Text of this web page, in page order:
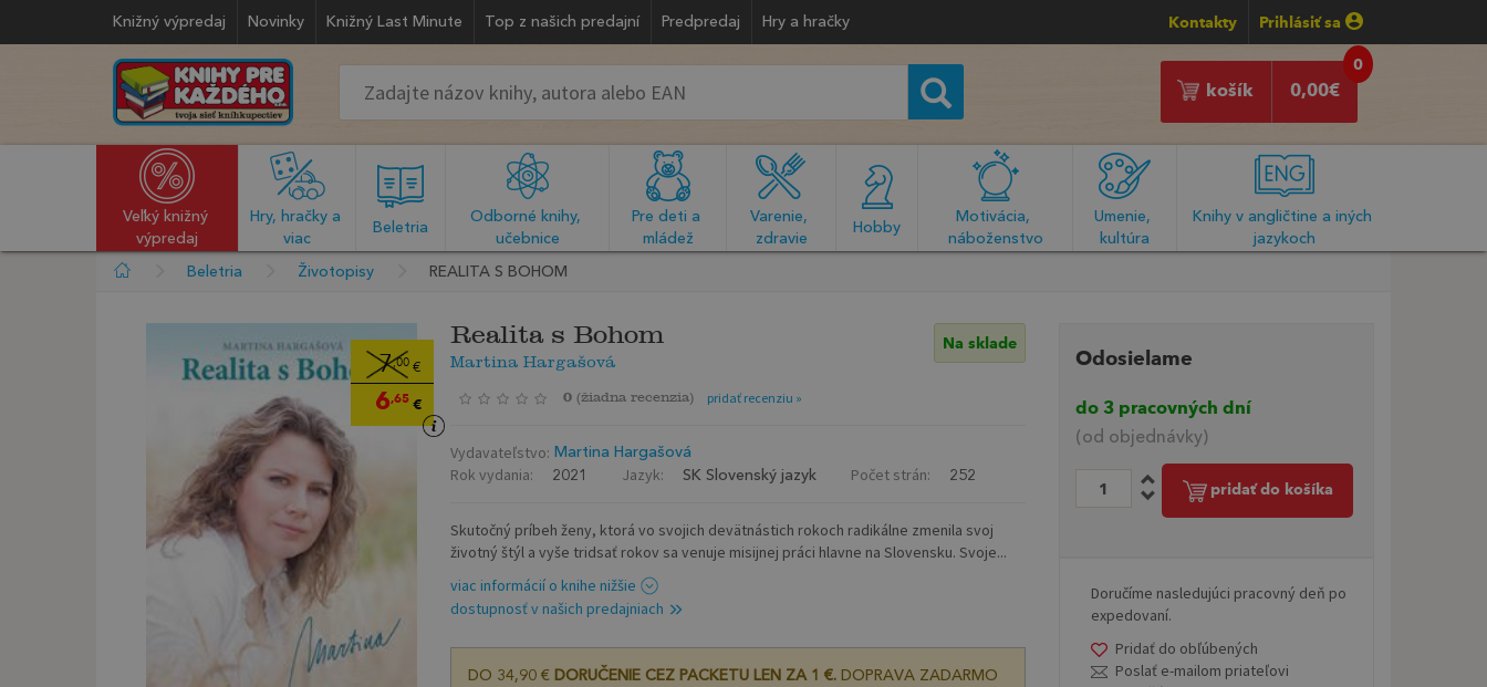
Knižný výpredaj Novinky Knižný Last Minute Top z našich predajní Predpredaj Hry a hračky Kontakty Prihlásiť sa
0
0,00€
košík
Veľký knižný
výpredaj
Hry, hračky a
viac
Beletria
Odborné knihy,
učebnice
Pre deti a
mládež
Varenie,
zdravie
Hobby
Motivácia,
náboženstvo
Umenie,
kultúra
Knihy v angličtine a iných
jazykoch
Beletria Životopisy REALITA S BOHOM
7,00 €
6,65 €
Realita s Bohom
Martina Hargašová
Na sklade
0 (žiadna recenzia) pridať recenziu »
Vydavateľstvo: Martina Hargašová
Rok vydania: 2021 Jazyk: SK Slovenský jazyk Počet strán: 252
Skutočný príbeh ženy, ktorá vo svojich devätnástich rokoch radikálne zmenila svoj
životný štýl a vyše tridsať rokov sa venuje misijnej práci hlavne na Slovensku. Svoje...
viac informácií o knihe nižšie
dostupnosť v našich predajniach
DO 34,90 € DORUČENIE CEZ PACKETU LEN ZA 1 €.DOPRAVA ZADARMO
Odosielame
do 3 pracovných dní
(od objednávky)
pridať do košíka
Doručíme nasledujúci pracovný deň po
expedovaní.
Pridať do obľúbených
Poslať e-mailom priateľovi